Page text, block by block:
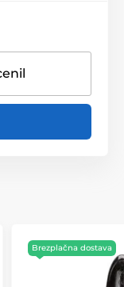
Brezplačna dostava